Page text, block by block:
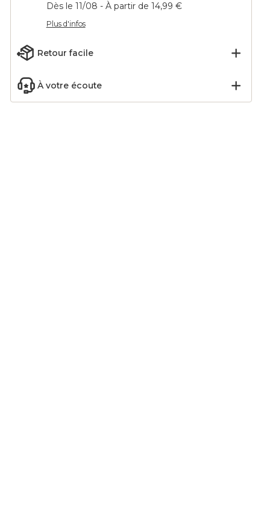
Dès le 11/08 - À partir de 14,99 €
Plus d'infos
Retour facile
À votre écoute